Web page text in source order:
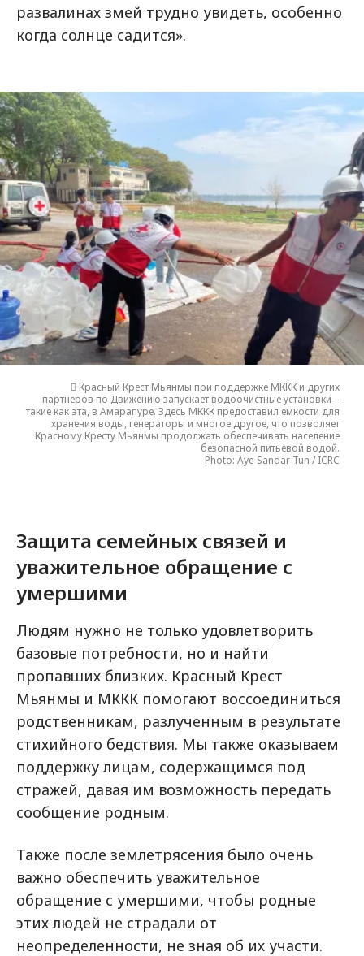
развалинах змей трудно увидеть, особенно
когда солнце садится».
 Красный Крест Мьянмы при поддержке МККК и других
партнеров по Движению запускает водоочистные установки –
такие как эта, в Амарапуре. Здесь МККК предоставил емкости для
хранения воды, генераторы и многое другое, что позволяет
Красному Кресту Мьянмы продолжать обеспечивать население
безопасной питьевой водой.
Photo: Aye Sandar Tun / ICRC
Защита семейных связей и
уважительное обращение с
умершими
Людям нужно не только удовлетворить
базовые потребности, но и найти
пропавших близких. Красный Крест
Мьянмы и МККК помогают воссоединиться
родственникам, разлученным в результате
стихийного бедствия. Мы также оказываем
поддержку лицам, содержащимся под
стражей, давая им возможность передать
сообщение родным.
Также после землетрясения было очень
важно обеспечить уважительное
обращение с умершими, чтобы родные
этих людей не страдали от
неопределенности, не зная об их участи.